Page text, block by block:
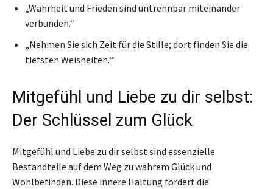
„Wahrheit und Frieden sind untrennbar miteinander
verbunden.“
„Nehmen Sie sich Zeit für die Stille; dort finden Sie die
tiefsten Weisheiten.“
Mitgefühl und Liebe zu dir selbst:
Der Schlüssel zum Glück
Mitgefühl und Liebe zu dir selbst sind essenzielle
Bestandteile auf dem Weg zu wahrem Glück und
Wohlbefinden. Diese innere Haltung fördert die